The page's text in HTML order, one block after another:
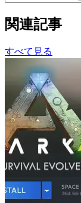
関連記事
すべて見る